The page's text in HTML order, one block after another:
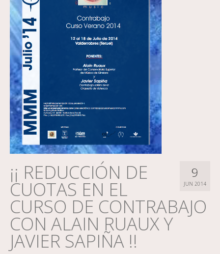
9
JUN 2014
¡¡ REDUCCIÓN DE
CUOTAS EN EL
CURSO DE CONTRABAJO
CON ALAIN RUAUX Y
JAVIER SAPIÑA !!